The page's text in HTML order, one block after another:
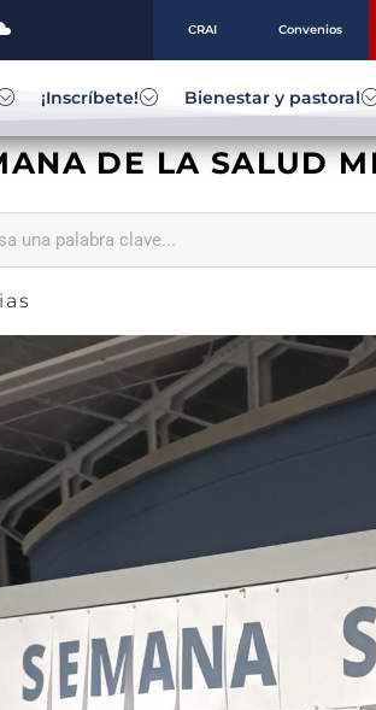
CRAI Convenios
¡Inscríbete! Bienestar y pastoral
DE LA SALUD